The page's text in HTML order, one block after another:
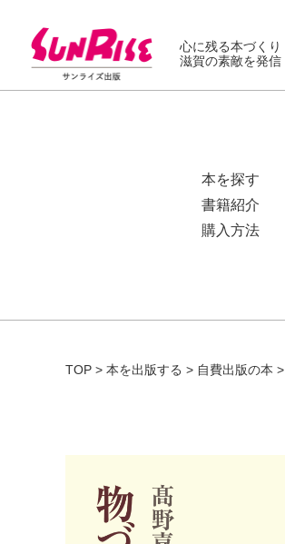
心に残る本づくり
滋賀の素敵を発信
本を探す
書籍紹介
購入方法
TOP > 本を出版する > 自費出版の本 >